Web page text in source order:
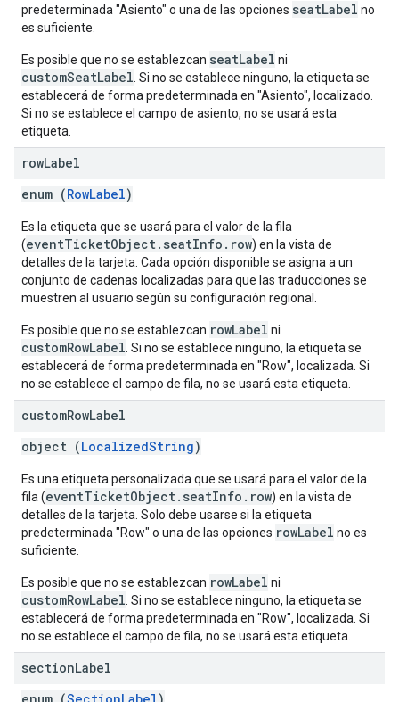
predeterminada "Asiento" o una de las opciones seatLabel no
es suficiente.
Es posible que no se establezcan seatLabel ni
customSeatLabel . Si no se establece ninguno, la etiqueta se
establecerá de forma predeterminada en "Asiento", localizado.
Si no se establece el campo de asiento, no se usará esta
etiqueta.
rowLabel
enum (RowLabel)
Es la etiqueta que se usará para el valor de la fila
(eventTicketObject.seatInfo.row) en la vista de
detalles de la tarjeta. Cada opción disponible se asigna a un
conjunto de cadenas localizadas para que las traducciones se
muestren al usuario según su configuración regional.
Es posible que no se establezcan rowLabel ni
customRowLabel . Si no se establece ninguno, la etiqueta se
establecerá de forma predeterminada en "Row", localizada. Si
no se establece el campo de fila, no se usará esta etiqueta.
customRowLabel
object (LocalizedString)
Es una etiqueta personalizada que se usará para el valor de la
fila (eventTicketObject.seatInfo.row) en la vista de
detalles de la tarjeta. Solo debe usarse si la etiqueta
predeterminada "Row" o una de las opciones rowLabel no es
suficiente.
Es posible que no se establezcan rowLabel ni
customRowLabel . Si no se establece ninguno, la etiqueta se
establecerá de forma predeterminada en "Row", localizada. Si
no se establece el campo de fila, no se usará esta etiqueta.
sectionLabel